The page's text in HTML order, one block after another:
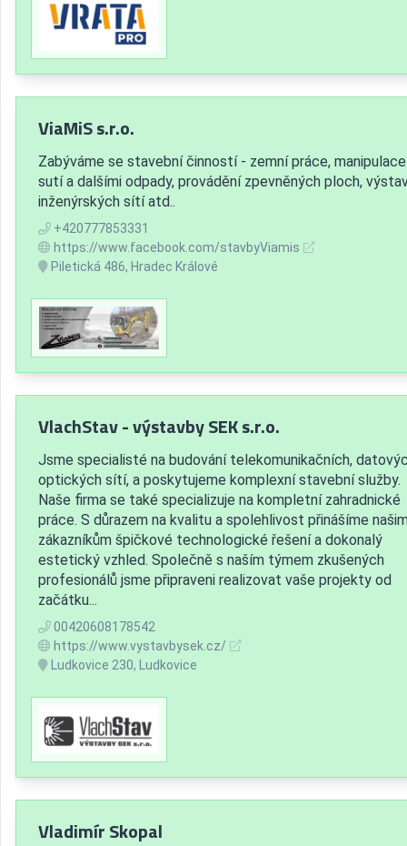
ViaMiS s.r.o.
Zabýváme se stavební činností - zemní práce,
sutí a dalšími odpady, provádění zpevněných ploch,
inženýrských sítí atd..
+420777853331
https://www.facebook.com/stavbyViamis
Piletická 486, Hradec Králové
VlachStav - výstavby SEK s.r.o.
Jsme specialisté na budování telekomunikačních,
optických sítí, a poskytujeme komplexní stavební služby.
Naše firma se také specializuje na kompletní zahradnické
práce. S důrazem na kvalitu a spolehlivost přinášíme
zákazníkům špičkové technologické řešení a dokonalý
estetický vzhled. Společně s naším týmem zkušených
profesionálů jsme připraveni realizovat vaše projekty od
začátku...
00420608178542
https://www.vystavbysek.cz/
Ludkovice 230, Ludkovice
Vladimír Skopal